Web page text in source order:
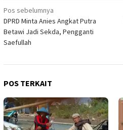
Navigasi
pos
Pos sebelumnya
DPRD Minta Anies Angkat Putra
Betawi Jadi Sekda, Pengganti
Saefullah
POS TERKAIT